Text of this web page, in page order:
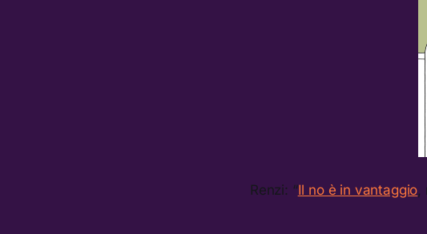
Renzi: “Il no è in vantaggio